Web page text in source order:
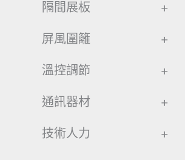
隔間展板 +
屏風圍籬 +
溫控調節 +
通訊器材 +
技術人力 +